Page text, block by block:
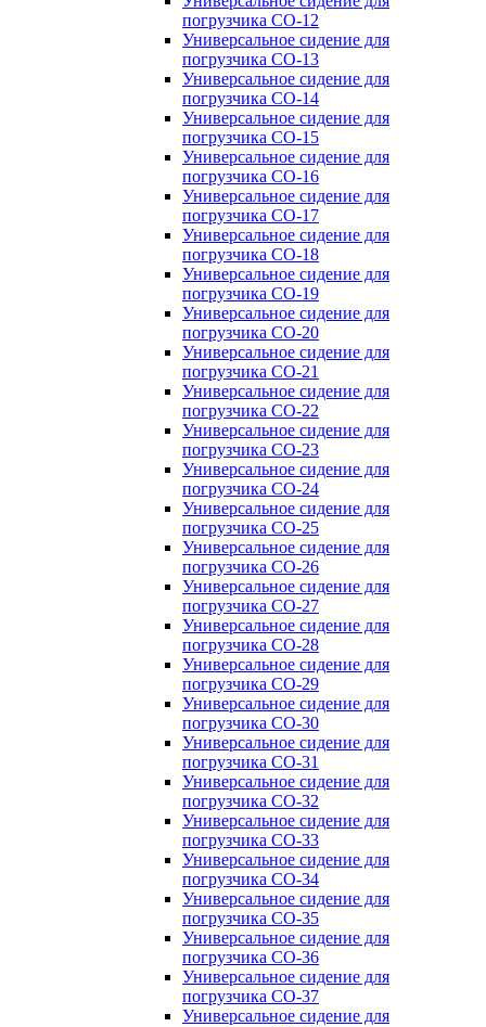
погрузчика CO-12
Универсальное сидение для
погрузчика CO-13
Универсальное сидение для
погрузчика CO-14
Универсальное сидение для
погрузчика CO-15
Универсальное сидение для
погрузчика CO-16
Универсальное сидение для
погрузчика CO-17
Универсальное сидение для
погрузчика CO-18
Универсальное сидение для
погрузчика CO-19
Универсальное сидение для
погрузчика CO-20
Универсальное сидение для
погрузчика CO-21
Универсальное сидение для
погрузчика CO-22
Универсальное сидение для
погрузчика CO-23
Универсальное сидение для
погрузчика CO-24
Универсальное сидение для
погрузчика CO-25
Универсальное сидение для
погрузчика CO-26
Универсальное сидение для
погрузчика CO-27
Универсальное сидение для
погрузчика CO-28
Универсальное сидение для
погрузчика CO-29
Универсальное сидение для
погрузчика CO-30
Универсальное сидение для
погрузчика CO-31
Универсальное сидение для
погрузчика CO-32
Универсальное сидение для
погрузчика CO-33
Универсальное сидение для
погрузчика CO-34
Универсальное сидение для
погрузчика CO-35
Универсальное сидение для
погрузчика CO-36
Универсальное сидение для
погрузчика CO-37
Универсальное сидение для